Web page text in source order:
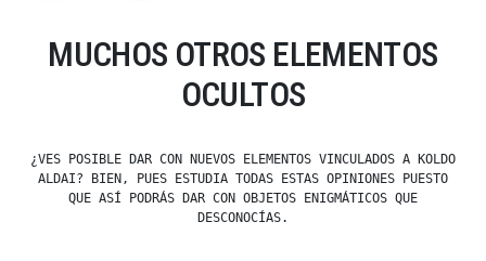
MUCHOS OTROS ELEMENTOS
OCULTOS
¿VES POSIBLE DAR CON NUEVOS ELEMENTOS VINCULADOS A KOLDO
ALDAI? BIEN, PUES ESTUDIA TODAS ESTAS OPINIONES PUESTO
QUE ASÍ PODRÁS DAR CON OBJETOS ENIGMÁTICOS QUE
DESCONOCÍAS.